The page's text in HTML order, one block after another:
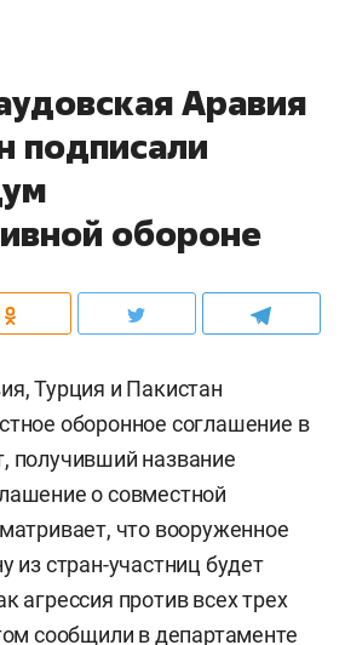
Аравия
подписали
обороне
Турция и Пакистан
оборонное соглашение в
получивший название
о совместной
что вооруженное
из стран-участниц будет
агрессия против всех трех
сообщили в департаменте